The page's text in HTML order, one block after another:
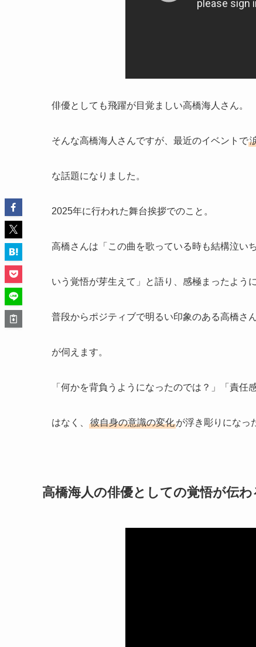
俳優としても飛躍が目覚ましい高橋海人さん。
そんな高橋海人さんですが、最近のイベントで
な話題になりました。
2025年に行われた舞台挨拶でのこと。
高橋さんは「この曲を歌っている時も結構泣い
いう覚悟が芽生えて」と語り、感極まったよう
普段からポジティブで明るい印象のある高橋さ
が伺えます。
「何かを背負うようになったのでは？」「責
はなく、 彼自身の意識の変化が浮き彫りになっ
高橋海人の俳優としての覚悟が伝